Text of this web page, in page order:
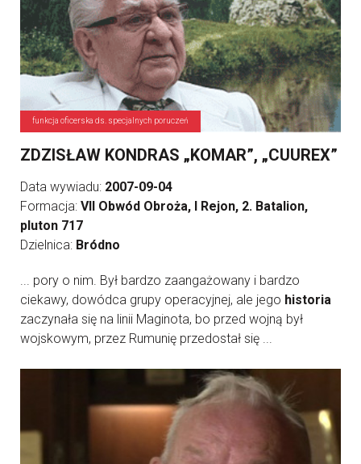
funkcja oficerska ds. specjalnych poruczeń
ZDZISŁAW KONDRAS „KOMAR”, „CUUREX”
Data wywiadu: 2007-09-04
Formacja: VII Obwód Obroża, I Rejon, 2. Batalion,
pluton 717
Dzielnica: Bródno
... pory o nim. Był bardzo zaangażowany i bardzo
ciekawy, dowódca grupy operacyjnej, ale jego historia
zaczynała się na linii Maginota, bo przed wojną był
wojskowym, przez Rumunię przedostał się ...